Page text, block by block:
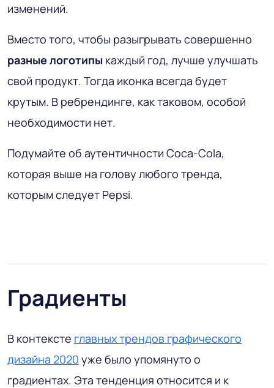
изменений.
Вместо того, чтобы разыгрывать совершенно
разные логотипы каждый год, лучше улучшать
свой продукт. Тогда иконка всегда будет
крутым. В ребрендинге, как таковом, особой
необходимости нет.
Подумайте об аутентичности Coca-Cola,
которая выше на голову любого тренда,
которым следует Pepsi.
Градиенты
В контексте главных трендов графического
дизайна 2020 уже было упомянуто о
градиентах. Эта тенденция относится и к